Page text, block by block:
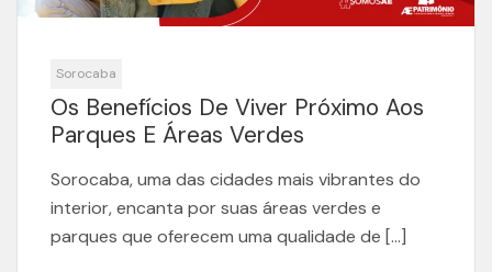
Sorocaba
Os Benefícios De Viver Próximo Aos
Parques E Áreas Verdes
Sorocaba, uma das cidades mais vibrantes do
interior, encanta por suas áreas verdes e
parques que oferecem uma qualidade de […]